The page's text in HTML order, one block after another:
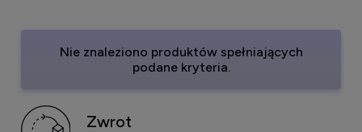
Nie znaleziono produktów spełniających
podane kryteria.
Zwrot